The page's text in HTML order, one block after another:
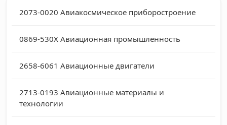
2073-0020 Авиакосмическое приборостроение
0869-530X Авиационная промышленность
2658-6061 Авиационные двигатели
2713-0193 Авиационные материалы и
технологии